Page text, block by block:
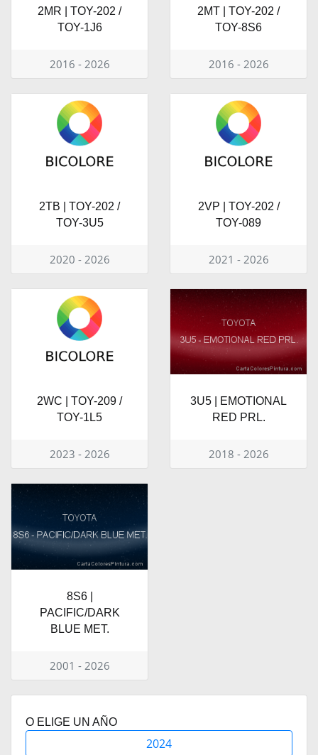
2MR | TOY-202 /
TOY-1J6
2016 - 2026
2MT | TOY-202 /
TOY-8S6
2016 - 2026
2TB | TOY-202 /
TOY-3U5
2020 - 2026
2VP | TOY-202 /
TOY-089
2021 - 2026
2WC | TOY-209 /
TOY-1L5
2023 - 2026
3U5 | EMOTIONAL
RED PRL.
2018 - 2026
8S6 |
PACIFIC/DARK
BLUE MET.
2001 - 2026
O ELIGE UN AÑO
2024